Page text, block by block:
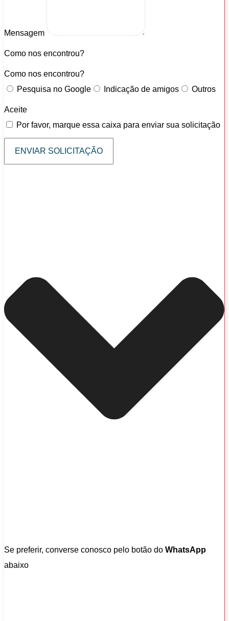
Mensagem
Como nos encontrou?
Como nos encontrou?
Pesquisa no Google
Indicação de amigos Outros
Aceite
Por favor, marque essa caixa para enviar sua solicitação
ENVIAR SOLICITAÇÃO
Se preferir, converse conosco pelo botão do WhatsApp
abaixo